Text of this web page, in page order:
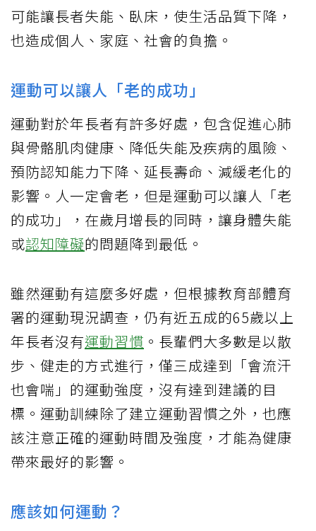
可能讓長者失能、臥床，使生活品質下降，
也造成個人、家庭、社會的負擔。
運動可以讓人「老的成功」
運動對於年長者有許多好處，包含促進心肺
與骨骼肌肉健康、降低失能及疾病的風險、
預防認知能力下降、延長壽命、減緩老化的
影響。人一定會老，但是運動可以讓人「老
的成功」，在歲月增長的同時，讓身體失能
或認知障礙的問題降到最低。
雖然運動有這麼多好處，但根據教育部體育
署的運動現況調查，仍有近五成的65歲以上
年長者沒有運動習慣 。長輩們大多數是以散
步、健走的方式進行，僅三成達到「會流汗
也會喘」的運動強度，沒有達到建議的目
標。運動訓練除了建立運動習慣之外，也應
該注意正確的運動時間及強度，才能為健康
帶來最好的影響。
應該如何運動？